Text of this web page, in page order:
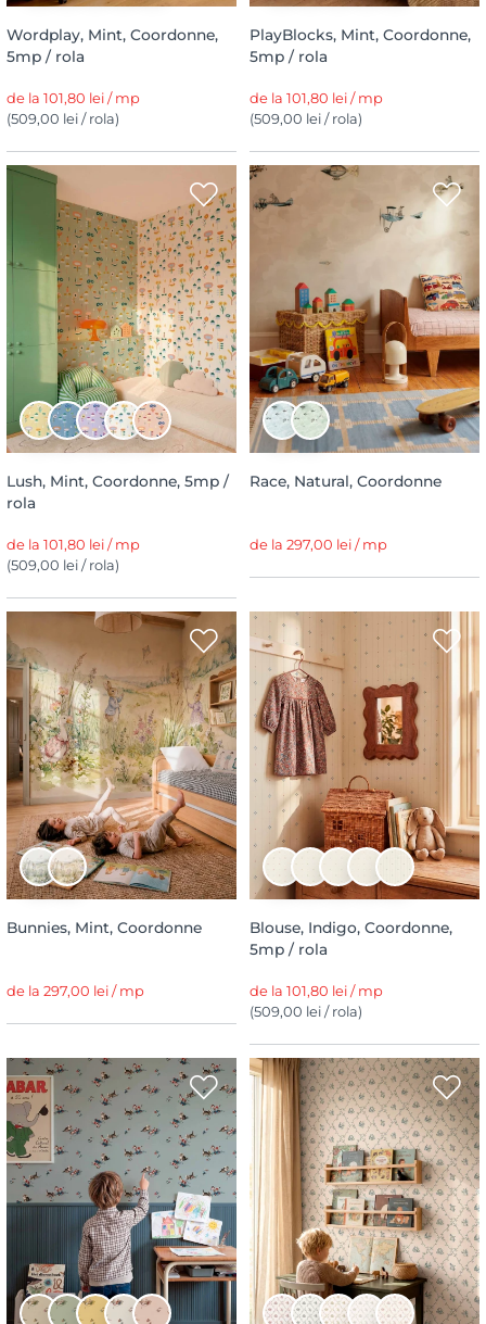
Wordplay, Mint, Coordonne,
5mp / rola
de la 101,80 lei / mp
(509,00 lei / rola)
PlayBlocks, Mint, Coordonne,
5mp / rola
de la 101,80 lei / mp
(509,00 lei / rola)
Lush, Mint, Coordonne, 5mp /
rola
de la 101,80 lei / mp
(509,00 lei / rola)
Race, Natural, Coordonne
de la 297,00 lei / mp
Bunnies, Mint, Coordonne
de la 297,00 lei / mp
Blouse, Indigo, Coordonne,
5mp / rola
de la 101,80 lei / mp
(509,00 lei / rola)